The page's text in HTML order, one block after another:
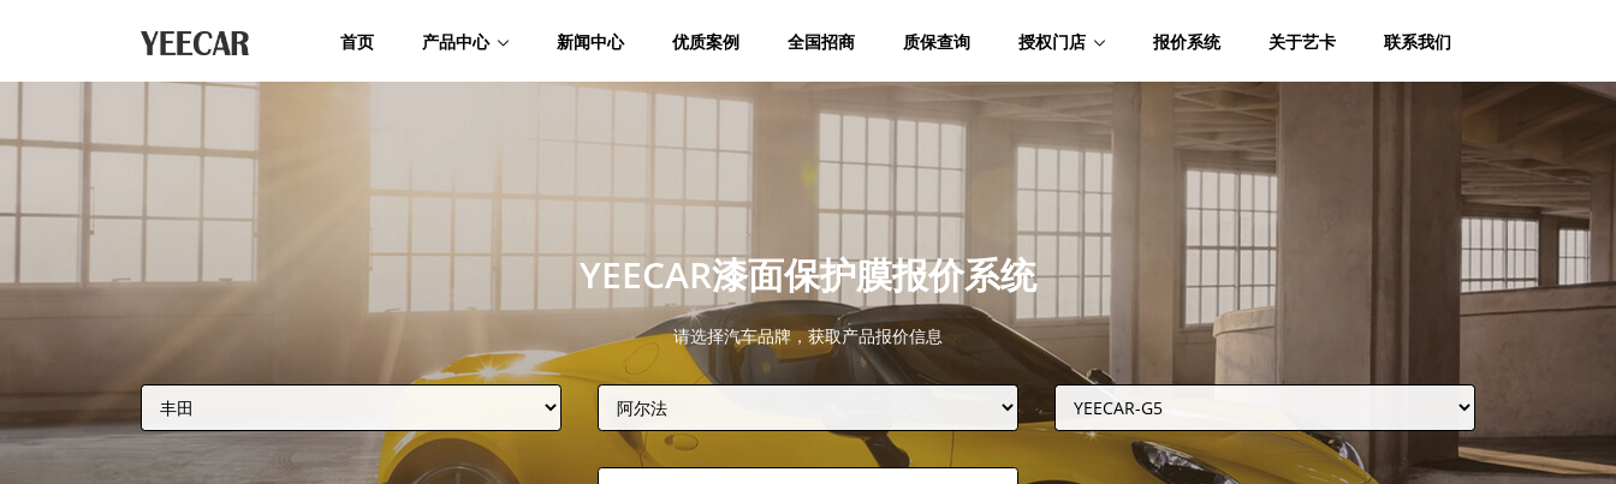
首页 产品中心 新闻中心 优质案例 全国招商 质保查询 授权门店 报价系统 关于艺卡 联系我们
YEECAR漆面保护膜报价系统
请选择汽车品牌，获取产品报价信息